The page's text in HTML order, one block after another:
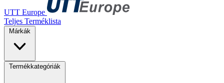
UTT Europe
Teljes Terméklista
Márkák
Termékkategóriák